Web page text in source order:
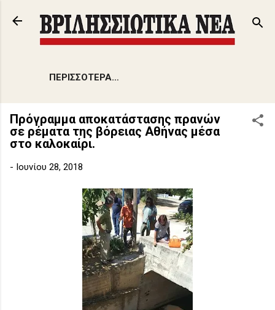
Μετάβαση στο κύριο περιεχόμενο
ΠΕΡΙΣΣΌΤΕΡΑ…
Πρόγραμμα αποκατάστασης πρανών
σε ρέματα της βόρειας Αθήνας μέσα
στο καλοκαίρι.
- Ιουνίου 28, 2018